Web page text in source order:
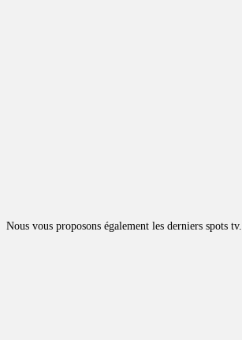
Nous vous proposons également les derniers spots tv.